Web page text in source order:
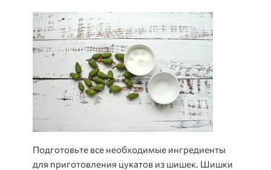
Подготовьте все необходимые ингредиенты
для приготовления цукатов из шишек. Шишки